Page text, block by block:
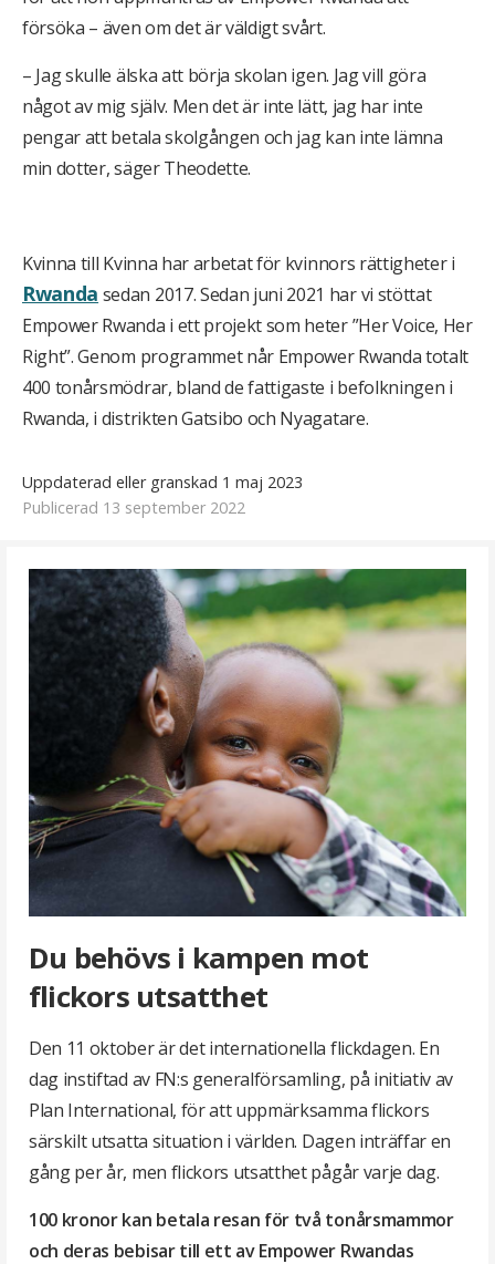
försöka – även om det är väldigt svårt.
– Jag skulle älska att börja skolan igen. Jag vill göra
något av mig själv. Men det är inte lätt, jag har inte
pengar att betala skolgången och jag kan inte lämna
min dotter, säger Theodette.
Kvinna till Kvinna har arbetat för kvinnors rättigheter i
Rwanda sedan 2017. Sedan juni 2021 har vi stöttat
Empower Rwanda i ett projekt som heter ”Her Voice, Her
Right”. Genom programmet når Empower Rwanda totalt
400 tonårsmödrar, bland de fattigaste i befolkningen i
Rwanda, i distrikten Gatsibo och Nyagatare.
Uppdaterad eller granskad 1 maj 2023
Publicerad 13 september 2022
Swisha
»
Du behövs i kampen mot
flickors utsatthet
Den 11 oktober är det internationella flickdagen. En
dag instiftad av FN:s generalförsamling, på initiativ av
Plan International, för att uppmärksamma flickors
särskilt utsatta situation i världen. Dagen inträffar en
gång per år, men flickors utsatthet pågår varje dag.
100 kronor kan betala resan för två tonårsmammor
och deras bebisar till ett av Empower Rwandas